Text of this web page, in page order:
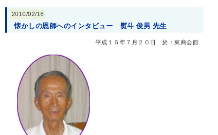
2010/02/16
懐かしの恩師へのインタビュー 熨斗 俊男 先生
平成１６年７月２０日 於：東商会館